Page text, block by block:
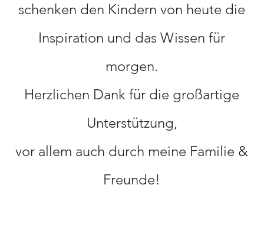
schenken den Kindern von heute die
Inspiration und das Wissen für
morgen.
Herzlichen Dank für die großartige
Unterstützung,
vor allem auch durch meine Familie &
Freunde!